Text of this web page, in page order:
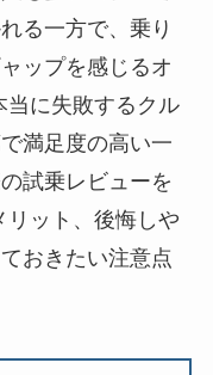
る一方で、乗り
ップを感じるオ
当に失敗するクル
満足度の高い一
試乗レビューを
リット、後悔しや
おきたい注意点